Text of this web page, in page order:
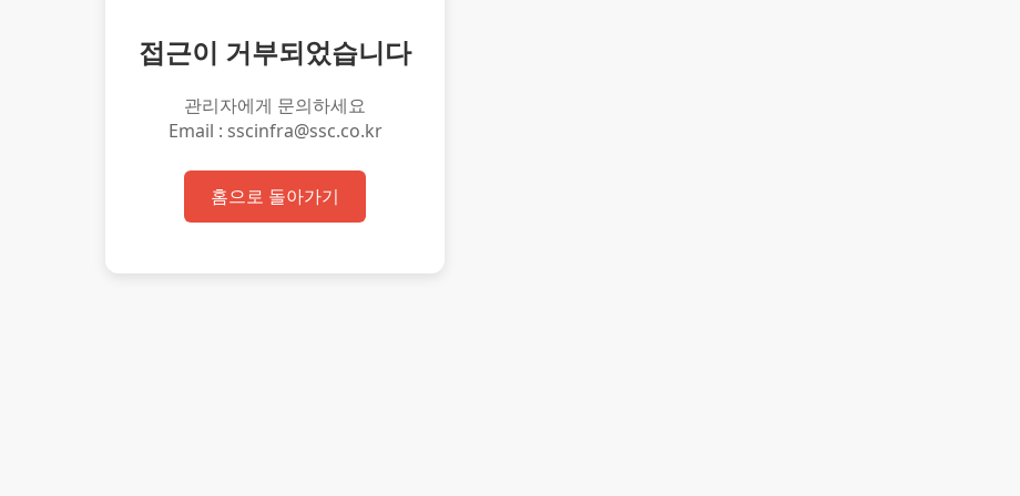
접근이 거부되었습니다
관리자에게 문의하세요
Email : sscinfra@ssc.co.kr
홈으로 돌아가기